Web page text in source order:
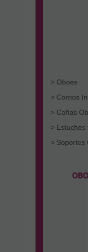
> Oboes
> Cornos
> Cañas
> Estuches
> Soportes